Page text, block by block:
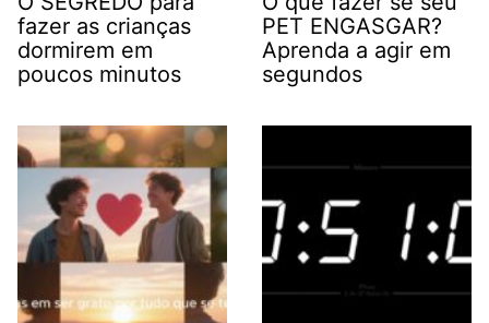
fazer as crianças
dormirem em
poucos minutos
PET ENGASGAR?
Aprenda a agir em
segundos